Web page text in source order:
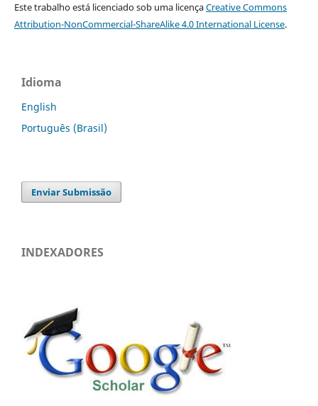
Este trabalho está licenciado sob uma licençaCreative Commons
Attribution-NonCommercial-ShareAlike 4.0 International License.
Idioma
English
Português (Brasil)
Enviar Submissão
INDEXADORES